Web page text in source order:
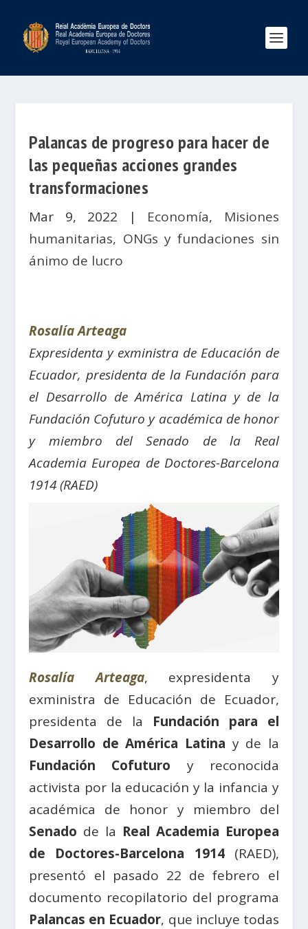
Palancas de progreso para hacer de
las pequeñas acciones grandes
transformaciones
Mar 9, 2022 | Economía, Misiones
humanitarias, ONGs y fundaciones sin
ánimo de lucro
Rosalía Arteaga
Expresidenta y exministra de Educación de
Ecuador, presidenta de la Fundación para
el Desarrollo de América Latina y de la
Fundación Cofuturo y académica de honor
y miembro del Senado de la Real
Academia Europea de Doctores-Barcelona
1914 (RAED)
Rosalía Arteaga, expresidenta y
exministra de Educación de Ecuador,
presidenta de la Fundación para el
Desarrollo de América Latina y de la
Fundación Cofuturo y reconocida
activista por la educación y la infancia y
académica de honor y miembro del
Senado de la Real Academia Europea
de Doctores-Barcelona 1914(RAED),
presentó el pasado 22 de febrero el
documento recopilatorio del programa
Palancas en Ecuador, que incluye todas